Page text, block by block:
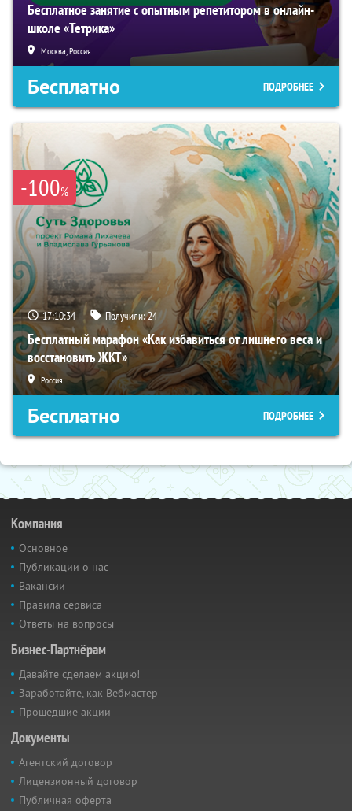
Бесплатное занятие с опытным репетитором в онлайн-
школе «Тетрика»
Москва, Россия
Бесплатно ПОДРОБНЕЕ
-100%
17:10:33 Получили:24
Бесплатный марафон «Как избавиться от лишнего веса и
восстановить ЖКТ»
Россия
Бесплатно ПОДРОБНЕЕ
Компания
Основное
Публикации о нас
Вакансии
Правила сервиса
Ответы на вопросы
Бизнес-Партнёрам
Давайте сделаем акцию!
Заработайте, как Вебмастер
Прошедшие акции
Документы
Агентский договор
Лицензионный договор
Публичная оферта